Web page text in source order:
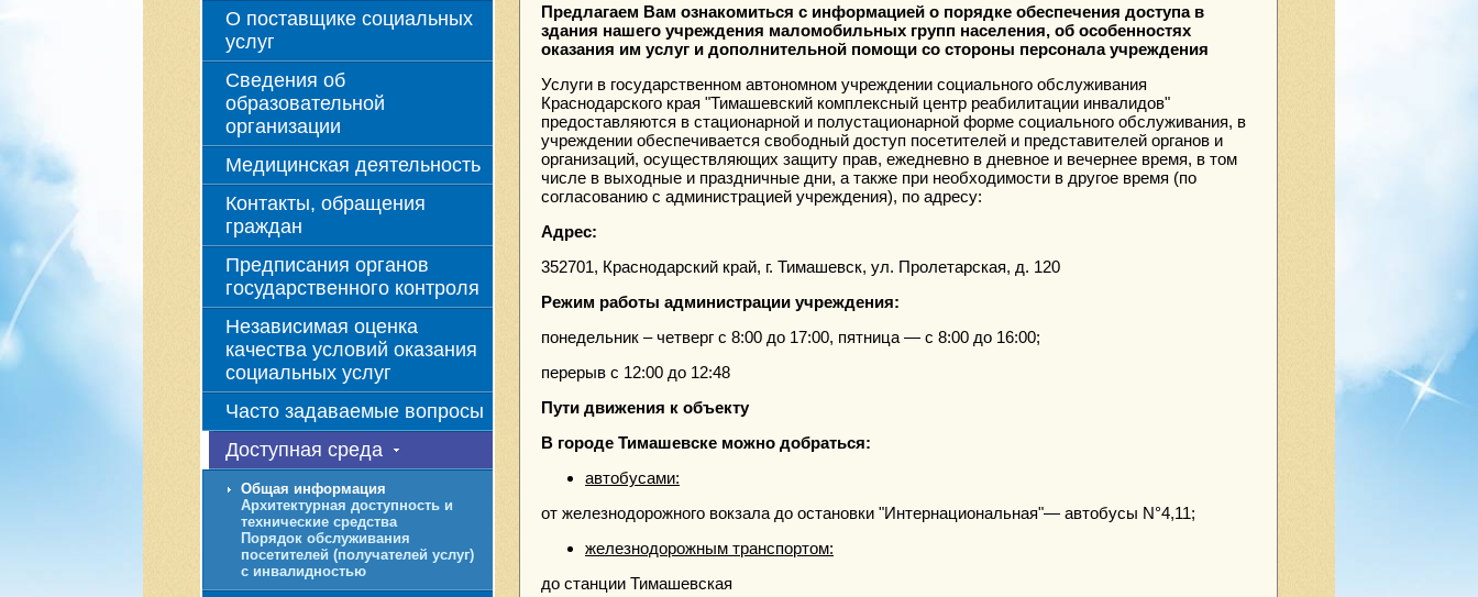
О поставщике социальных
услуг
Сведения об
образовательной
организации
Медицинская деятельность
Контакты, обращения
граждан
Предписания органов
государственного контроля
Независимая оценка
качества условий оказания
социальных услуг
Часто задаваемые вопросы
Доступная среда
Общая информация
Архитектурная доступность и
технические средства
Порядок обслуживания
посетителей (получателей услуг)
с инвалидностью
Предлагаем Вам ознакомиться с информацией о порядке обеспечения доступа в
здания нашего учреждения маломобильных групп населения, об особенностях
оказания им услуг и дополнительной помощи со стороны персонала учреждения
Услуги в государственном автономном учреждении социального обслуживания
Краснодарского края "Тимашевский комплексный центр реабилитации инвалидов"
предоставляются в стационарной и полустационарной форме социального обслуживания, в
учреждении обеспечивается свободный доступ посетителей и представителей органов и
организаций, осуществляющих защиту прав, ежедневно в дневное и вечернее время, в том
числе в выходные и праздничные дни, а также при необходимости в другое время (по
согласованию с администрацией учреждения), по адресу:
Адрес:
352701, Краснодарский край, г. Тимашевск, ул. Пролетарская, д. 120
Режим работы администрации учреждения:
понедельник – четверг с 8:00 до 17:00, пятница — с 8:00 до 16:00;
перерыв с 12:00 до 12:48
Пути движения к объекту
В городе Тимашевске можно добраться:
автобусами:
от железнодорожного вокзала до остановки "Интернациональная"— автобусы N°4,11;
железнодорожным транспортом:
до станции Тимашевская